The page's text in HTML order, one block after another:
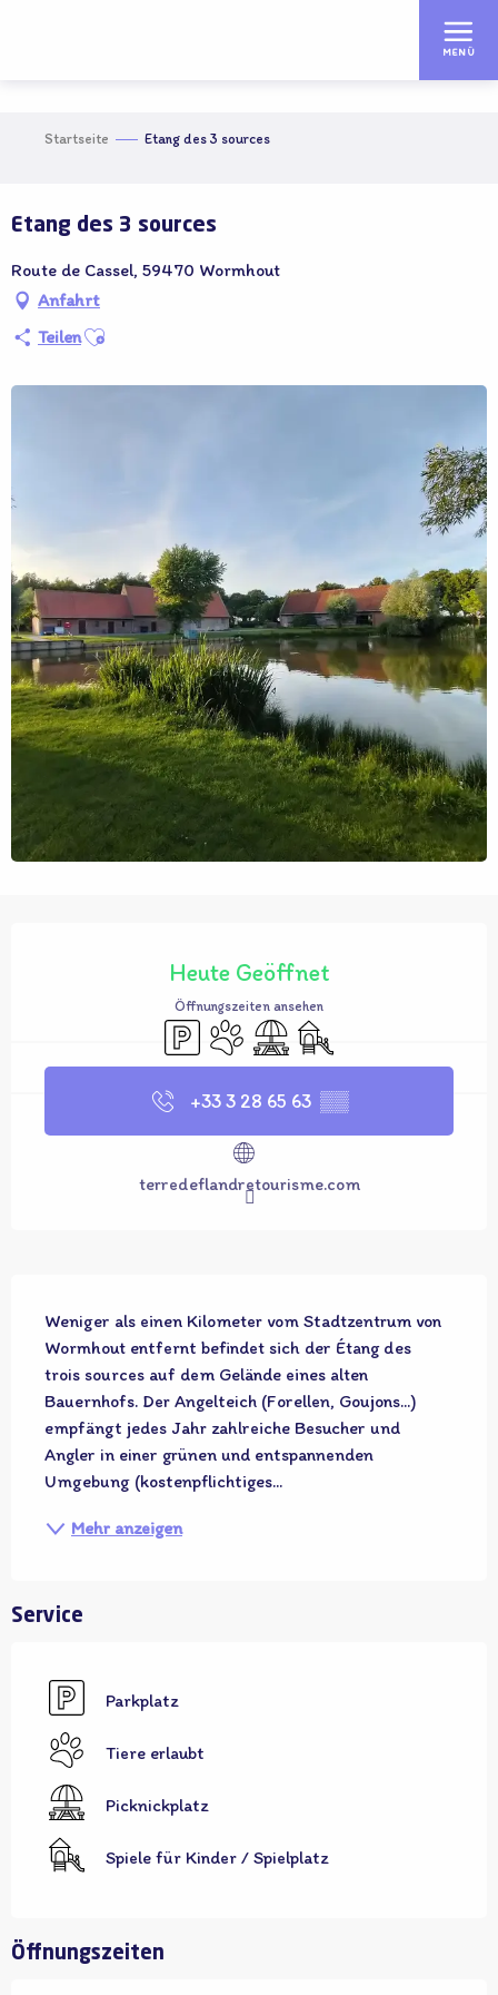
MENÜ
Startseite Etang des 3 sources
Etang des 3 sources
Route de Cassel, 59470 Wormhout
Anfahrt
TeilenAjouter aux favoris
Heute Geöffnet
Öffnungszeiten ansehen
ParkplatzTiere erlaubt
PicknickplatzSpiele für Kinder /
+33 3 28 65 63 ▒▒
terredeflandretourisme.com
Weniger als einen Kilometer vom Stadtzentrum von
Wormhout entfernt befindet sich der Étang des
trois sources auf dem Gelände eines alten
Bauernhofs. Der Angelteich (Forellen, Goujons...)
empfängt jedes Jahr zahlreiche Besucher und
Angler in einer grünen und entspannenden
Umgebung (kostenpflichtiges...
Mehr anzeigen
Service
Parkplatz
Tiere erlaubt
Picknickplatz
Spiele für Kinder / Spielplatz
Öffnungszeiten